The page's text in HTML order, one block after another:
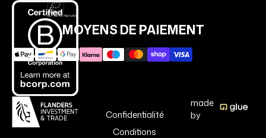
MOYENS DE PAIEMENT
Confidentialité
Conditions
made
by